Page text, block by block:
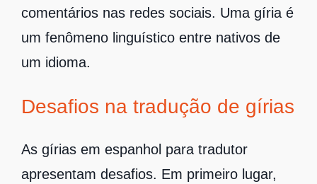
comentários nas redes sociais. Uma gíria é
um fenômeno linguístico entre nativos de
um idioma.
Desafios na tradução de gírias
As gírias em espanhol para tradutor
apresentam desafios. Em primeiro lugar,